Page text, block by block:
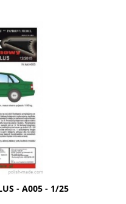
- A005 - 1/25